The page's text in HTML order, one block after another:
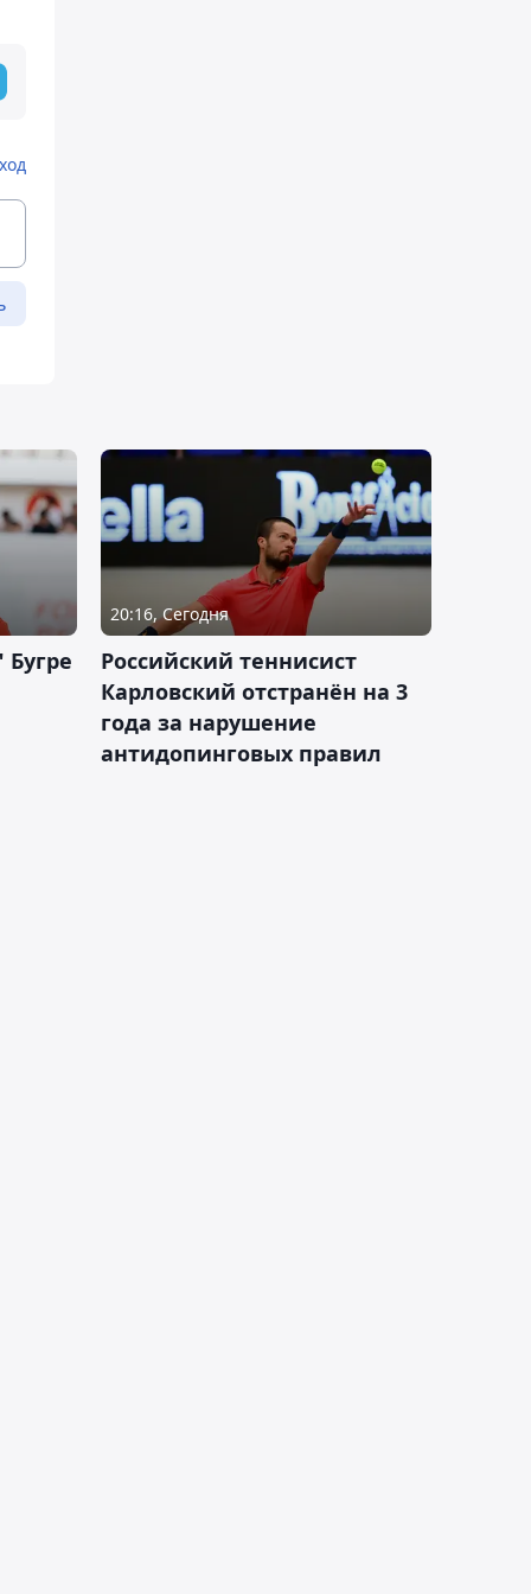
20:16, Сегодня
Российский теннисист
Карловский отстранён на 3
года за нарушение
антидопинговых правил